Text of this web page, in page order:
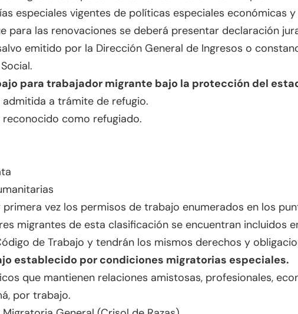
especiales vigentes de políticas especiales económicas
para las renovaciones se deberá presentar declaración
emitido por la Dirección General de Ingresos o
para trabajador migrante bajo la protección del
admitida a trámite de refugio.
reconocido como refugiado.
vez los permisos de trabajo enumerados en los
migrantes de esta clasificación se encuentran incluidos
de Trabajo y tendrán los mismos derechos y
establecido por condiciones migratorias especiales.
que mantienen relaciones amistosas, profesionales,
por trabajo.